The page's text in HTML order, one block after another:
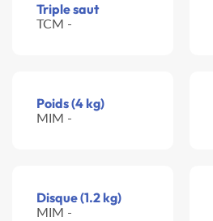
Triple saut
TCM -
Poids (4 kg)
MIM -
Disque (1.2 kg)
MIM -